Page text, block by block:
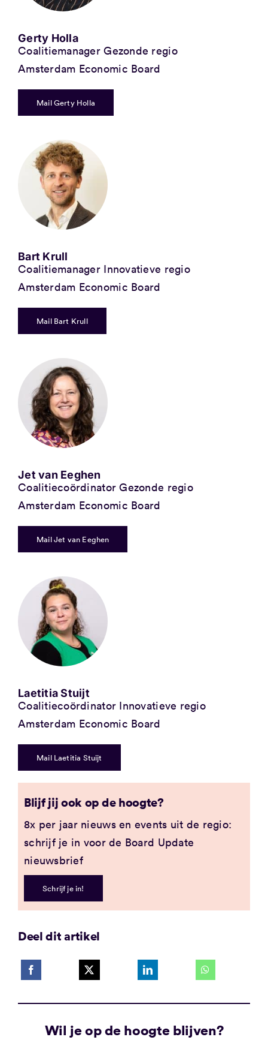
Gerty Holla
Coalitiemanager Gezonde regio
Amsterdam Economic Board
Mail Gerty Holla
Bart Krull
Coalitiemanager Innovatieve regio
Amsterdam Economic Board
Mail Bart Krull
Jet van Eeghen
Coalitiecoördinator Gezonde regio
Amsterdam Economic Board
Mail Jet van Eeghen
Laetitia Stuijt
Coalitiecoördinator Innovatieve regio
Amsterdam Economic Board
Mail Laetitia Stuijt
Blijf jij ook op de hoogte?
8x per jaar nieuws en events uit de regio:
schrijf je in voor de Board Update
nieuwsbrief
Schrijf je in!
Deel dit artikel
Wil je op de hoogte blijven?